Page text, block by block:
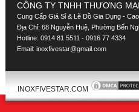
CÔNG TY TNHH THƯƠNG
Cung Cấp Giá Sỉ & Lẽ Đồ Gia Dụng -
Địa Chỉ: 68 Nguyễn Huệ, Phường Bến
Hotline: 0914 81 5511 - 0916 77 4334
Email: inoxfivestar@gmail.com
INOXFIVESTAR.COM